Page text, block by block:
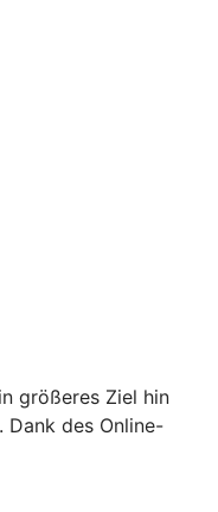
größeres Ziel hin
Dank des Online-